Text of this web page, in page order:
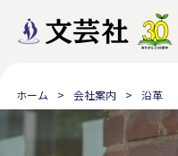
ホーム 会社案内 沿革